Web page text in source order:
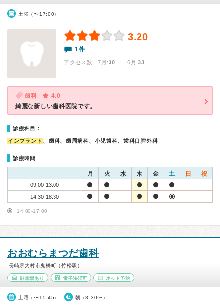
土曜（〜17:00）
3.20
1件
アクセス数 7月:30 | 6月:33
歯科
4.0
綺麗な新しい歯科医院です。
診療科目：
インプラント 、歯科、歯周病科、小児歯科、歯科口腔外科
診療時間
月 火 水 木 金 土 日 祝
09:00-13:00
14:30-18:30
14:00-17:00
おおむらまつだ歯科
長崎県大村市鬼橋町（竹松駅）
駐車場あり 電子決済可 ネット予約
土曜（〜15:45） 朝（8:30〜）